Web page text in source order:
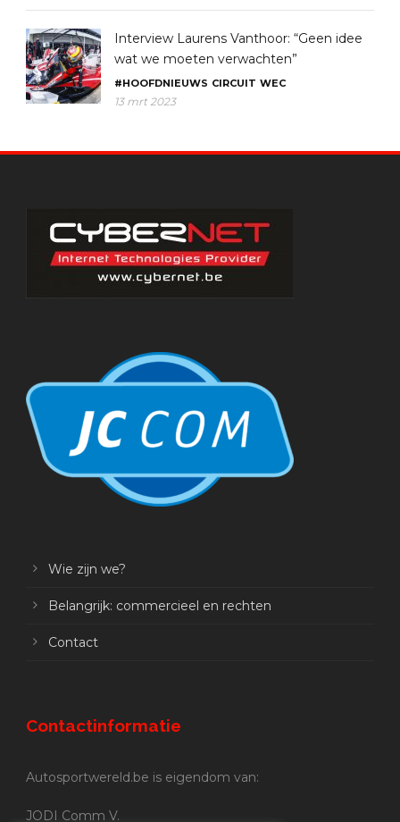
Interview Laurens Vanthoor: “Geen idee
wat we moeten verwachten”
#HOOFDNIEUWS CIRCUIT WEC
13 mrt 2023
Wie zijn we?
Belangrijk: commercieel en rechten
Contact
Contactinformatie
Autosportwereld.be is eigendom van:
JODI Comm V.